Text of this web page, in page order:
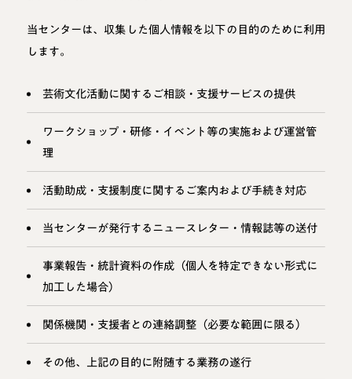
当センターは、収集した個人情報を以下の目的のために利用
します。
芸術文化活動に関するご相談・支援サービスの提供
ワークショップ・研修・イベント等の実施および運営管
理
活動助成・支援制度に関するご案内および手続き対応
当センターが発行するニュースレター・情報誌等の送付
事業報告・統計資料の作成（個人を特定できない形式に
加工した場合）
関係機関・支援者との連絡調整（必要な範囲に限る）
その他、上記の目的に附随する業務の遂行